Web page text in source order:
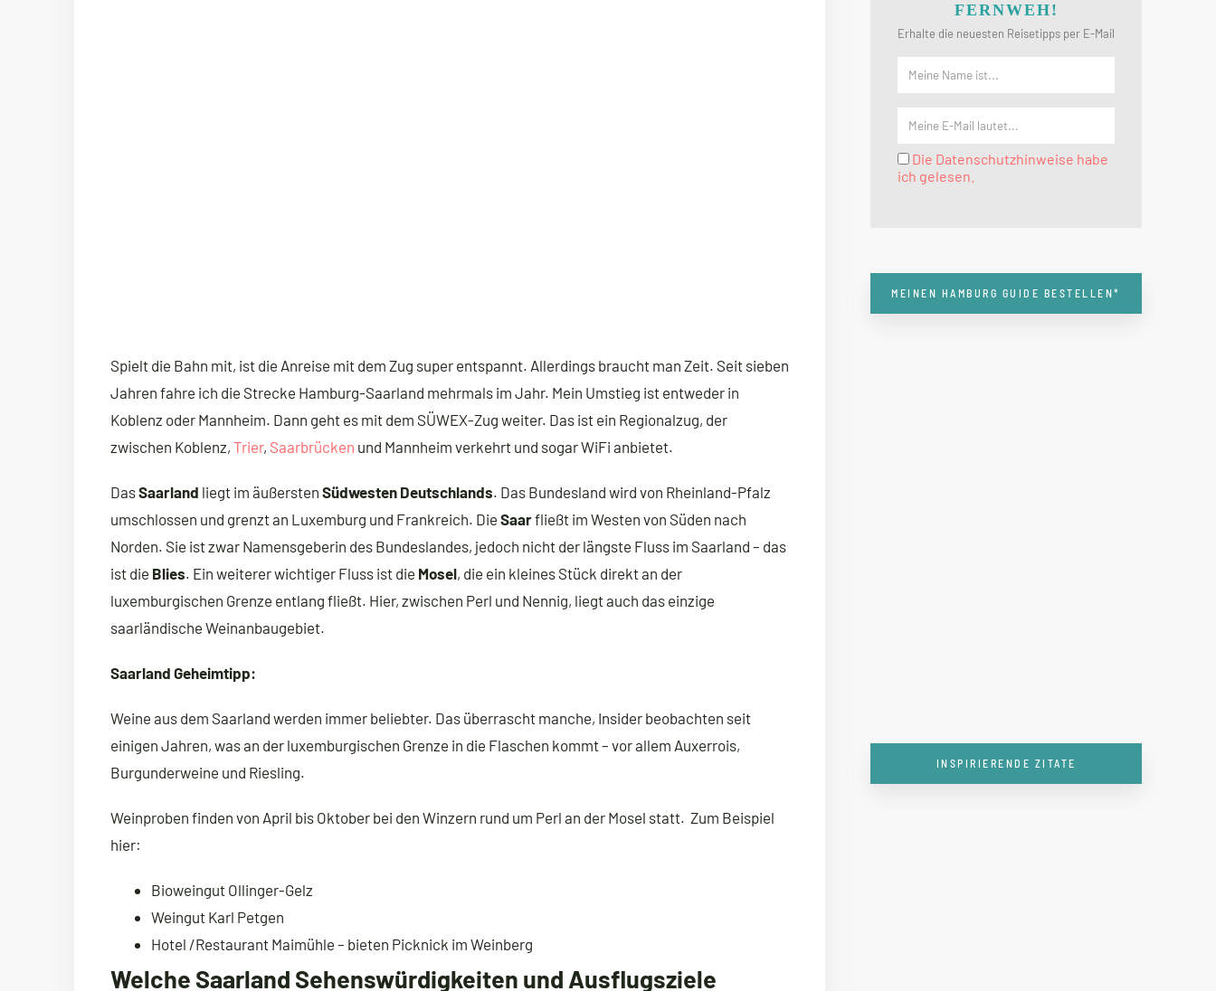
Spielt die Bahn mit, ist die Anreise mit dem Zug super entspannt. Allerdings braucht man Zeit. Seit sieben
Jahren fahre ich die Strecke Hamburg-Saarland mehrmals im Jahr. Mein Umstieg ist entweder in
Koblenz oder Mannheim. Dann geht es mit dem SÜWEX-Zug weiter. Das ist ein Regionalzug, der
zwischen Koblenz, Trier, Saarbrücken und Mannheim verkehrt und sogar WiFi anbietet.
DasSaarland liegt im äußersten Südwesten Deutschlands. Das Bundesland wird von Rheinland-Pfalz
umschlossen und grenzt an Luxemburg und Frankreich. Die Saarfließt im Westen von Süden nach
Norden. Sie ist zwar Namensgeberin des Bundeslandes, jedoch nicht der längste Fluss im Saarland – das
ist die Blies. Ein weiterer wichtiger Fluss ist die Mosel, die ein kleines Stück direkt an der
luxemburgischen Grenze entlang fließt. Hier, zwischen Perl und Nennig, liegt auch das einzige
saarländische Weinanbaugebiet.
Saarland Geheimtipp:
Weine aus dem Saarland werden immer beliebter. Das überrascht manche, Insider beobachten seit
einigen Jahren, was an der luxemburgischen Grenze in die Flaschen kommt – vor allem Auxerrois,
Burgunderweine und Riesling.
Weinproben finden von April bis Oktober bei den Winzern rund um Perl an der Mosel statt. Zum Beispiel
hier:
Bioweingut Ollinger-Gelz
Weingut Karl Petgen
Hotel /Restaurant Maimühle – bieten Picknick im Weinberg
Welche Saarland Sehenswürdigkeiten und Ausflugsziele
FERNWEH!
Erhalte die neuesten Reisetipps per E-Mail
Die Datenschutzhinweise habe
ich gelesen.
MEINEN HAMBURG GUIDE BESTELLEN*
INSPIRIERENDE ZITATE